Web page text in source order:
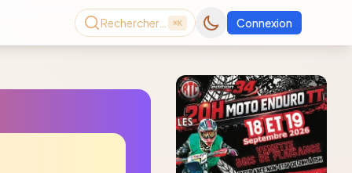
Rechercher… ⌘K Connexion